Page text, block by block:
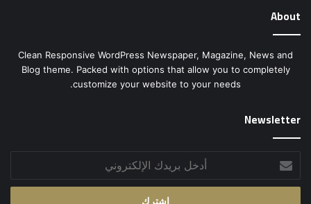
About
Clean Responsive WordPress Newspaper, Magazine, News and
Blog theme. Packed with options that allow you to completely
customize your website to your needs.
Newsletter
بريدك
الإلكتروني